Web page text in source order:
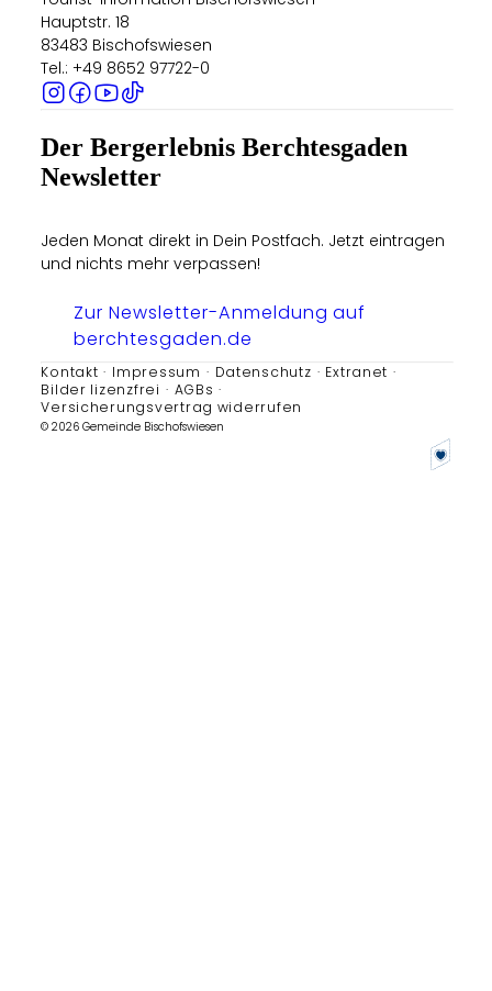
Hauptstr. 18
83483 Bischofswiesen
Tel.: +49 8652 97722-0
Der Bergerlebnis Berchtesgaden
Newsletter
Jeden Monat direkt in Dein Postfach. Jetzt eintragen
und nichts mehr verpassen!
Zur Newsletter-Anmeldung auf
berchtesgaden.de
Kontakt Impressum Datenschutz
Extranet
Bilder lizenzfrei
AGBs
Versicherungsvertrag widerrufen
© 2026 Gemeinde Bischofswiesen